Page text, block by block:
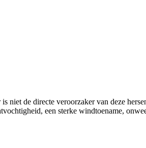
niet de directe veroorzaker van deze
een sterke windtoename,